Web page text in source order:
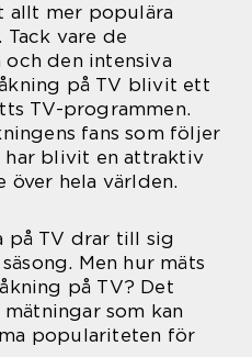
allt mer populära
Tack vare de
och den intensiva
på TV blivit ett
TV-programmen.
fans som följer
har blivit en attraktiv
hela världen.
på TV drar till sig
Men hur mäts
på TV? Det
som kan
populariteten för